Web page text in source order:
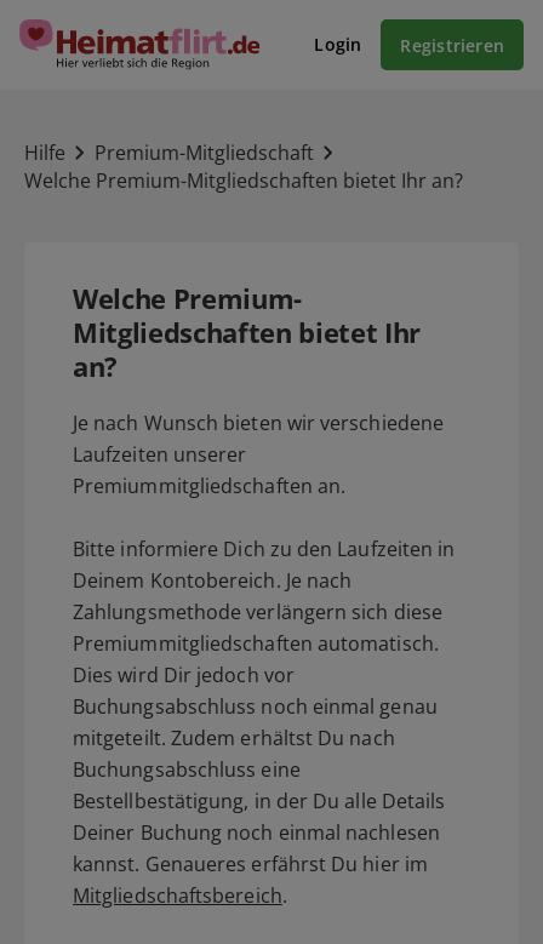
Login Registrieren
Hilfe
Premium-Mitgliedschaft
Welche Premium-Mitgliedschaften bietet Ihr an?
Welche Premium-
Mitgliedschaften bietet Ihr
an?
Je nach Wunsch bieten wir verschiedene
Laufzeiten unserer
Premiummitgliedschaften an.
Bitte informiere Dich zu den Laufzeiten in
Deinem Kontobereich. Je nach
Zahlungsmethode verlängern sich diese
Premiummitgliedschaften automatisch.
Dies wird Dir jedoch vor
Buchungsabschluss noch einmal genau
mitgeteilt. Zudem erhältst Du nach
Buchungsabschluss eine
Bestellbestätigung, in der Du alle Details
Deiner Buchung noch einmal nachlesen
kannst. Genaueres erfährst Du hier im
Mitgliedschaftsbereich.